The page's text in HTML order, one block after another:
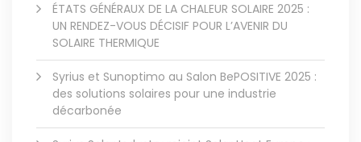
ÉTATS GÉNÉRAUX DE LA CHALEUR SOLAIRE 2025 :
UN RENDEZ-VOUS DÉCISIF POUR L’AVENIR DU
SOLAIRE THERMIQUE
Syrius et Sunoptimo au Salon BePOSITIVE 2025 :
des solutions solaires pour une industrie
décarbonée